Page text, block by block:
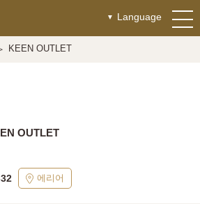
Language
KEEN OUTLET
OUTLET
에리어